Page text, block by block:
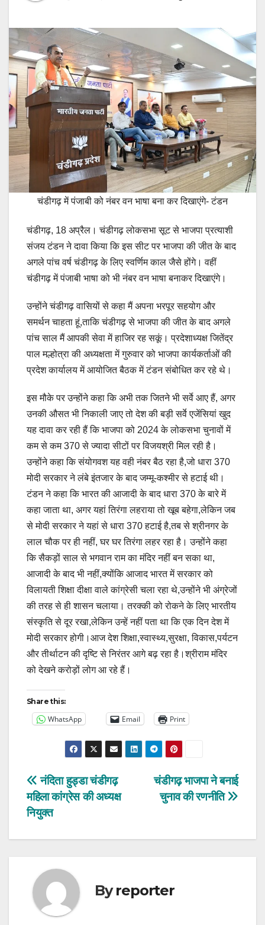
चंडीगढ़ में पंजाबी को नंबर वन भाषा बना कर दिखाएंगे- टंडन
चंडीगढ़, 18 अप्रैल। चंडीगढ़ लोकसभा सूट से भाजपा प्रत्याशी
संजय टंडन ने दावा किया कि इस सीट पर भाजपा की जीत के बाद
अगले पांच वर्ष चंडीगढ़ के लिए स्वर्णिम काल जैसे होंगे। वहीं
चंडीगढ़ में पंजाबी भाषा को भी नंबर वन भाषा बनाकर दिखाएंगे।
उन्होंने चंडीगढ़ वासियों से कहा मैं अपना भरपूर सहयोग और
समर्थन चाहता हूं,ताकि चंडीगढ़ से भाजपा की जीत के बाद अगले
पांच साल मैं आपकी सेवा में हाजिर रह सकूं। प्रदेशाध्यक्ष जितेंद्र
पाल मल्होत्रा की अध्यक्षता में गुरुवार को भाजपा कार्यकर्ताओं की
प्रदेश कार्यालय में आयोजित बैठक में टंडन संबोधित कर रहे थे।
इस मौके पर उन्होंने कहा कि अभी तक जितने भी सर्वे आए हैं, अगर
उनकी औसत भी निकाली जाए तो देश की बड़ी सर्वे एजेंसियां खुद
यह दावा कर रही हैं कि भाजपा को 2024 के लोकसभा चुनावों में
कम से कम 370 से ज्यादा सीटों पर विजयश्री मिल रही है।
उन्होंने कहा कि संयोगवश यह वही नंबर बैठ रहा है,जो धारा 370
मोदी सरकार ने लंबे इंतजार के बाद जम्मू-कश्मीर से हटाई थी।
टंडन ने कहा कि भारत की आजादी के बाद धारा 370 के बारे में
कहा जाता था, अगर यहां तिरंगा लहराया तो खूब बहेगा,लेकिन जब
से मोदी सरकार ने यहां से धारा 370 हटाई है,तब से श्रीनगर के
लाल चौक पर ही नहीं, घर घर तिरंगा लहर रहा है। उन्होंने कहा
कि सैकड़ों साल से भगवान राम का मंदिर नहीं बन सका था,
आजादी के बाद भी नहीं,क्योंकि आजाद भारत में सरकार को
विलायती शिक्षा दीक्षा वाले कांग्रेसी चला रहा थे,उन्होंने भी अंग्रेजों
की तरह से ही शासन चलाया। तरक्की को रोकने के लिए भारतीय
संस्कृति से दूर रखा,लेकिन उन्हें नहीं पता था कि एक दिन देश में
मोदी सरकार होगी।आज देश शिक्षा,स्वास्थ्य,सुरक्षा, विकास,पर्यटन
और तीर्थाटन की दृष्टि से निरंतर आगे बढ़ रहा है।श्रीराम मंदिर
को देखने करोड़ों लोग आ रहे हैं।
Share this:
WhatsApp Email Print
Post
navigation
चंडीगढ़ भाजपा ने बनाई
चुनाव की रणनीति
नंदिता हुड्डा चंडीगढ़
महिला कांग्रेस की अध्यक्ष
नियुक्त
Byreporter